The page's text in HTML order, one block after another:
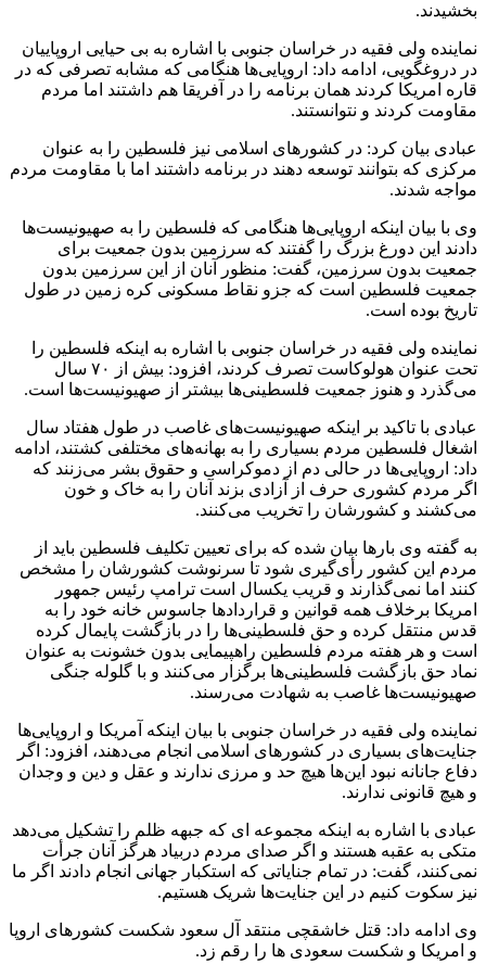
بخشیدند.
نماینده ولی فقیه در خراسان جنوبی با اشاره به بی حیایی اروپاییان
در دروغگویی، ادامه داد: اروپایی‌ها هنگامی که مشابه تصرفی که در
قاره امریکا کردند همان برنامه را در آفریقا هم داشتند اما مردم
مقاومت کردند و نتوانستند.
عبادی بیان کرد: در کشورهای اسلامی نیز فلسطین را به عنوان
مرکزی که بتوانند توسعه دهند در برنامه داشتند اما با مقاومت مردم
مواجه شدند.
وی با بیان اینکه اروپایی‌ها هنگامی که فلسطین را به صهیونیست‌ها
دادند این دورغ بزرگ را گفتند که سرزمین بدون جمعیت برای
جمعیت بدون سرزمین، گفت: منظور آنان از این سرزمین بدون
جمعیت فلسطین است که جزو نقاط مسکونی کره زمین در طول
تاریخ بوده است.
نماینده ولی فقیه در خراسان جنوبی با اشاره به اینکه فلسطین را
تحت عنوان هولوکاست تصرف کردند، افزود: بیش از ۷۰ سال
می‌گذرد و هنوز جمعیت فلسطینی‌ها بیشتر از صهیونیست‌ها است.
عبادی با تاکید بر اینکه صهیونیست‌های غاصب در طول هفتاد سال
اشغال فلسطین مردم بسیاری را به بهانه‌های مختلفی کشتند، ادامه
داد: اروپایی‌ها در حالی دم از دموکراسی و حقوق بشر می‌زنند که
اگر مردم کشوری حرف از آزادی بزند آنان را به خاک و خون
می‌کشند و کشورشان را تخریب می‌کنند.
به گفته وی بارها بیان شده که برای تعیین تکلیف فلسطین باید از
مردم این کشور رأی‌گیری شود تا سرنوشت کشورشان را مشخص
کنند اما نمی‌گذارند و قریب یکسال است ترامپ رئیس جمهور
امریکا برخلاف همه قوانین و قراردادها جاسوس خانه خود را به
قدس منتقل کرده و حق فلسطینی‌ها را در بازگشت پایمال کرده
است و هر هفته مردم فلسطین راهپیمایی بدون خشونت به عنوان
نماد حق بازگشت فلسطینی‌ها برگزار می‌کنند و با گلوله جنگی
صهیونیست‌ها غاصب به شهادت می‌رسند.
نماینده ولی فقیه در خراسان جنوبی با بیان اینکه آمریکا و اروپایی‌ها
جنایت‌های بسیاری در کشورهای اسلامی انجام می‌دهند، افزود: اگر
دفاع جانانه نبود این‌ها هیچ حد و مرزی ندارند و عقل و دین و وجدان
و هیچ قانونی ندارند.
عبادی با اشاره به اینکه مجموعه ای که جبهه ظلم را تشکیل می‌دهد
متکی به عقبه هستند و اگر صدای مردم دربیاد هرگز آنان جرأت
نمی‌کنند، گفت: در تمام جنایاتی که استکبار جهانی انجام دادند اگر ما
نیز سکوت کنیم در این جنایت‌ها شریک هستیم.
وی ادامه داد: قتل خاشقچی منتقد آل سعود شکست کشورهای اروپا
و امریکا و شکست سعودی ها را رقم زد.